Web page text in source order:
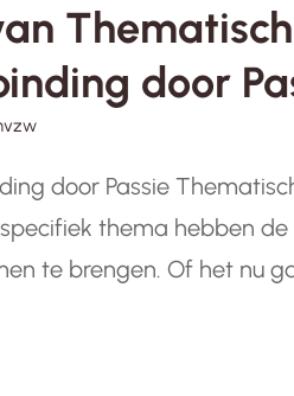
door
door Passie
thema hebben
te brengen. Of het nu
op te doen.…